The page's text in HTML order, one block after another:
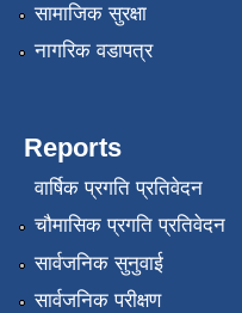
सामाजिक सुरक्षा
नागरिक वडापत्र
Reports
वार्षिक प्रगति प्रतिवेदन
चौमासिक प्रगति प्रतिवेदन
सार्वजनिक सुनुवाई
सार्वजनिक परीक्षण